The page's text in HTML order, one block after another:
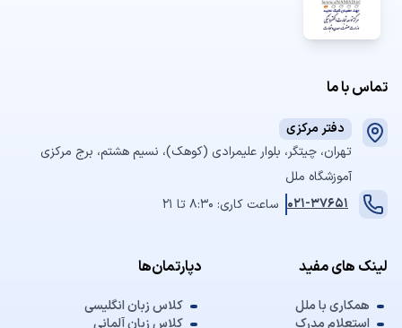
تماس با ما
دفتر مرکزی
تهران، چیتگر، بلوار علیمرادی (کوهک)، نسیم هشتم، برج مرکزی
آموزشگاه ملل
021-37651 ساعت کاری: 8:30 تا 21
لینک های مفید
همکاری با ملل
دپارتمان‌ها
کلاس زبان انگلیسی